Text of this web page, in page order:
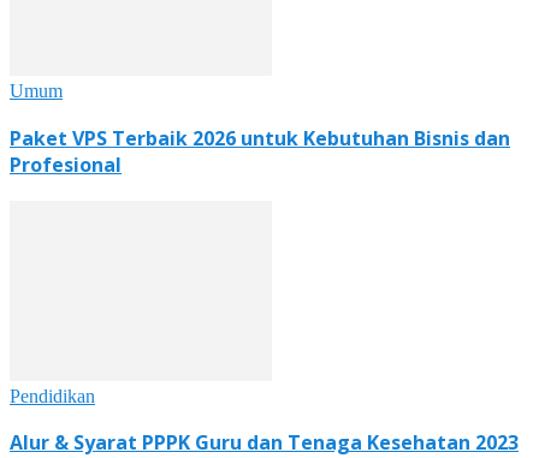
Umum
Paket VPS Terbaik 2026 untuk Kebutuhan Bisnis dan
Profesional
Pendidikan
Alur & Syarat PPPK Guru dan Tenaga Kesehatan 2023